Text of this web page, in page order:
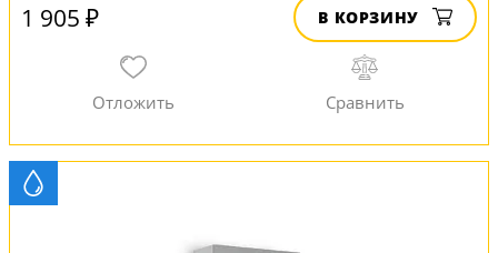
1 905 ₽ В КОРЗИНУ